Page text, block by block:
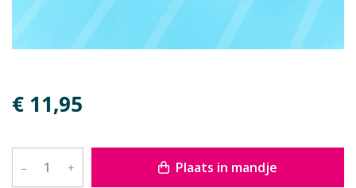
€ 11,95
– + Plaats in mandje